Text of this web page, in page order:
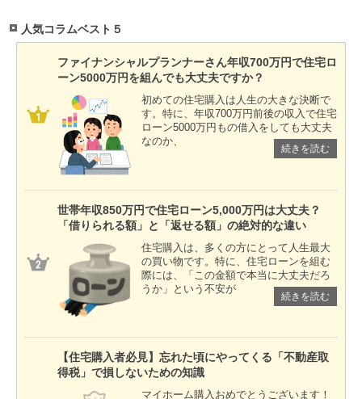
人気コラムベスト５
ファイナンシャルプランナーさん年収700万円で住宅ロ
ーン5000万円を組んでも大丈夫ですか？
初めての住宅購入は人生の大きな決断で
す。特に、年収700万円前後の収入で住宅
ローン5000万円もの借入をしても大丈夫
なのか、
続きを読む
世帯年収850万円で住宅ローン5,000万円は大丈夫？
「借りられる額」と「返せる額」の絶対的な違い
住宅購入は、多くの方にとって人生最大
の買い物です。特に、住宅ローンを組む
際には、「この金額で本当に大丈夫だろ
うか」という不安が
続きを読む
【住宅購入者必見】忘れた頃にやってくる「不動産取
得税」で損しないための知識
マイホーム購入おめでとうございます！